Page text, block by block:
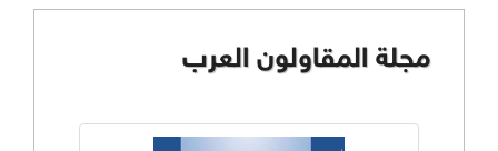
مجلة المقاولون العرب